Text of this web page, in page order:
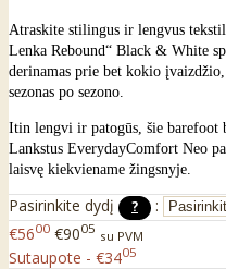
Atraskite stilingus ir lengvus
Lenka Rebound“ Black & White
derinamas prie bet kokio
sezonas po sezono.
Itin lengvi ir patogūs, šie barefoot
Lankstus EverydayComfort Neo
laisvę kiekviename žingsnyje.
Pasirinkite dydį ?
:
€5600 €9005 su PVM
Sutaupote - €3405